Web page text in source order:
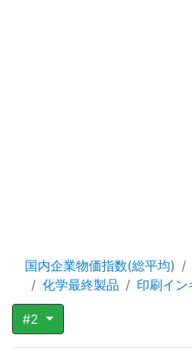
国内企業物価指数(総平均)
化学最終製品
印刷イン
#2